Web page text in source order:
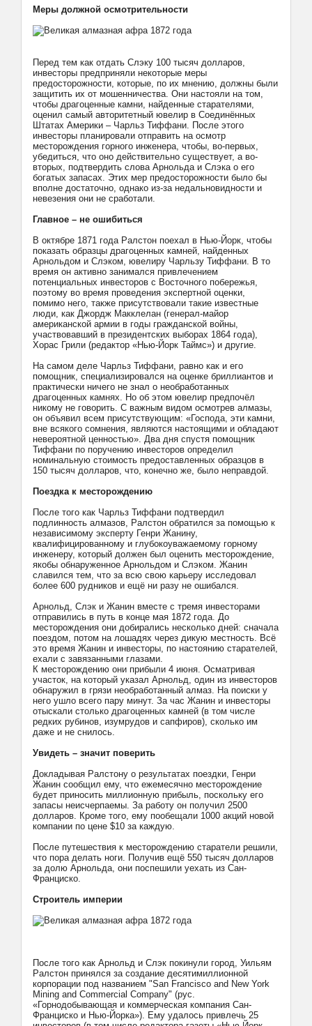
Меры должной осмотрительности
Перед тем как отдать Слэку 100 тысяч долларов,
инвесторы предприняли некоторые меры
предосторожности, которые, по их мнению, должны были
защитить их от мошенничества. Они настояли на том,
чтобы драгоценные камни, найденные старателями,
оценил самый авторитетный ювелир в Соединённых
Штатах Америки – Чарльз Тиффани. После этого
инвесторы планировали отправить на осмотр
месторождения горного инженера, чтобы, во-первых,
убедиться, что оно действительно существует, а во-
вторых, подтвердить слова Арнольда и Слэка о его
богатых запасах. Этих мер предосторожности было бы
вполне достаточно, однако из-за недальновидности и
невезения они не сработали.
Главное – не ошибиться
В октябре 1871 года Ралстон поехал в Нью-Йорк, чтобы
показать образцы драгоценных камней, найденных
Арнольдом и Слэком, ювелиру Чарльзу Тиффани. В то
время он активно занимался привлечением
потенциальных инвесторов с Восточного побережья,
поэтому во время проведения экспертной оценки,
помимо него, также присутствовали такие известные
люди, как Джордж Макклелан (генерал-майор
американской армии в годы гражданской войны,
участвовавший в президентских выборах 1864 года),
Хорас Грили (редактор «Нью-Йорк Таймс») и другие.
На самом деле Чарльз Тиффани, равно как и его
помощник, специализировался на оценке бриллиантов и
практически ничего не знал о необработанных
драгоценных камнях. Но об этом ювелир предпочёл
никому не говорить. С важным видом осмотрев алмазы,
он объявил всем присутствующим: «Господа, эти камни,
вне всякого сомнения, являются настоящими и обладают
невероятной ценностью». Два дня спустя помощник
Тиффани по поручению инвесторов определил
номинальную стоимость предоставленных образцов в
150 тысяч долларов, что, конечно же, было неправдой.
Поездка к месторождению
После того как Чарльз Тиффани подтвердил
подлинность алмазов, Ралстон обратился за помощью к
независимому эксперту Генри Жанину,
квалифицированному и глубокоуважаемому горному
инженеру, который должен был оценить месторождение,
якобы обнаруженное Арнольдом и Слэком. Жанин
славился тем, что за всю свою карьеру исследовал
более 600 рудников и ещё ни разу не ошибался.
Арнольд, Слэк и Жанин вместе с тремя инвесторами
отправились в путь в конце мая 1872 года. До
месторождения они добирались несколько дней: сначала
поездом, потом на лошадях через дикую местность. Всё
это время Жанин и инвесторы, по настоянию старателей,
ехали с завязанными глазами.
К месторождению они прибыли 4 июня. Осматривая
участок, на который указал Арнольд, один из инвесторов
обнаружил в грязи необработанный алмаз. На поиски у
него ушло всего пару минут. За час Жанин и инвесторы
отыскали столько драгоценных камней (в том числе
редких рубинов, изумрудов и сапфиров), сколько им
даже и не снилось.
Увидеть – значит поверить
Докладывая Ралстону о результатах поездки, Генри
Жанин сообщил ему, что ежемесячно месторождение
будет приносить миллионную прибыль, поскольку его
запасы неисчерпаемы. За работу он получил 2500
долларов. Кроме того, ему пообещали 1000 акций новой
компании по цене $10 за каждую.
После путешествия к месторождению старатели решили,
что пора делать ноги. Получив ещё 550 тысяч долларов
за долю Арнольда, они поспешили уехать из Сан-
Франциско.
Строитель империи
После того как Арнольд и Слэк покинули город, Уильям
Ралстон принялся за создание десятимиллионной
корпорации под названием "San Francisco and New York
Mining and Commercial Company" (рус.
«Горнодобывающая и коммерческая компания Сан-
Франциско и Нью-Йорка»). Ему удалось привлечь 25